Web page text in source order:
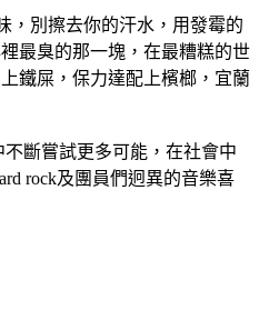
，別擦去你的汗水，用發霉的
最臭的那一塊，在最糟糕的世
鐵屎，保力達配上檳榔，宜蘭
不斷嘗試更多可能，在社會中
rock及團員們迥異的音樂喜